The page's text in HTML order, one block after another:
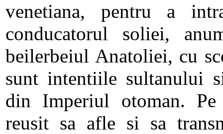
venetiana, pentru a
conducatorul soliei,
beilerbeiul Anatoliei, cu
sunt intentiile sultanului
din Imperiul otoman.
reusit sa afle si sa